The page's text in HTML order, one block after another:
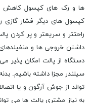
ها و رک های کپسول کاهش
کپسول های دیگر فشار
راحتتر و سریعتر و پر کردن
داشتن خروجی ها و
دستگاه از پالت امکان پذیر
سیلندر مجزا داشته باشیم.
تواند از جوش آرگون و یا
به نیاز مشتری پالت ها می